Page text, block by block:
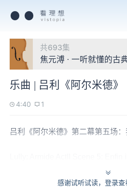
共693集
焦元溥 · 一听就懂的古
乐曲 | 吕利《阿尔米德》
4:40 1
吕利《阿尔米德》第二幕第五场
感谢试听试读，登录查